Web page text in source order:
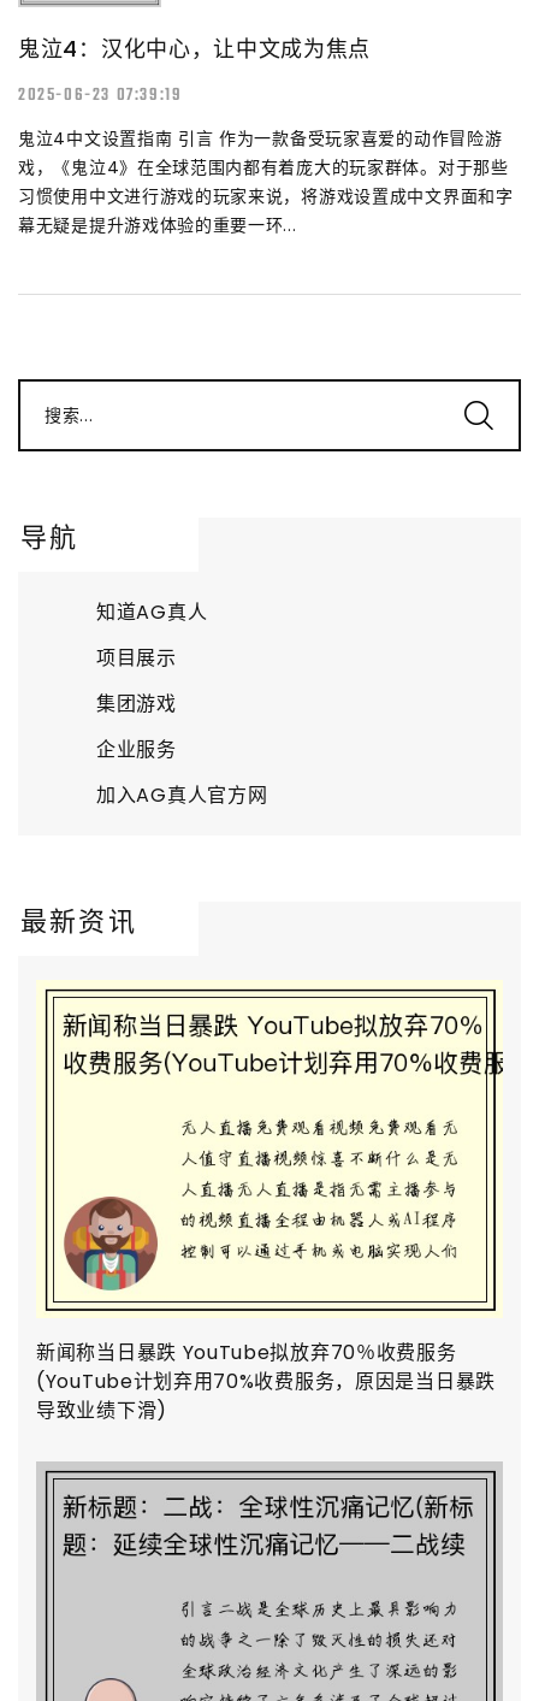
鬼泣4：汉化中心，让中文成为焦点
2025-06-23 07:39:19
鬼泣4中文设置指南 引言 作为一款备受玩家喜爱的动作冒险游
戏，《鬼泣4》在全球范围内都有着庞大的玩家群体。对于那些
习惯使用中文进行游戏的玩家来说，将游戏设置成中文界面和字
幕无疑是提升游戏体验的重要一环...
搜索...
导航
知道AG真人
项目展示
集团游戏
企业服务
加入AG真人官方网
最新资讯
新闻称当日暴跌 YouTube拟放弃70％收费服务
(YouTube计划弃用70%收费服务，原因是当日暴跌
导致业绩下滑)